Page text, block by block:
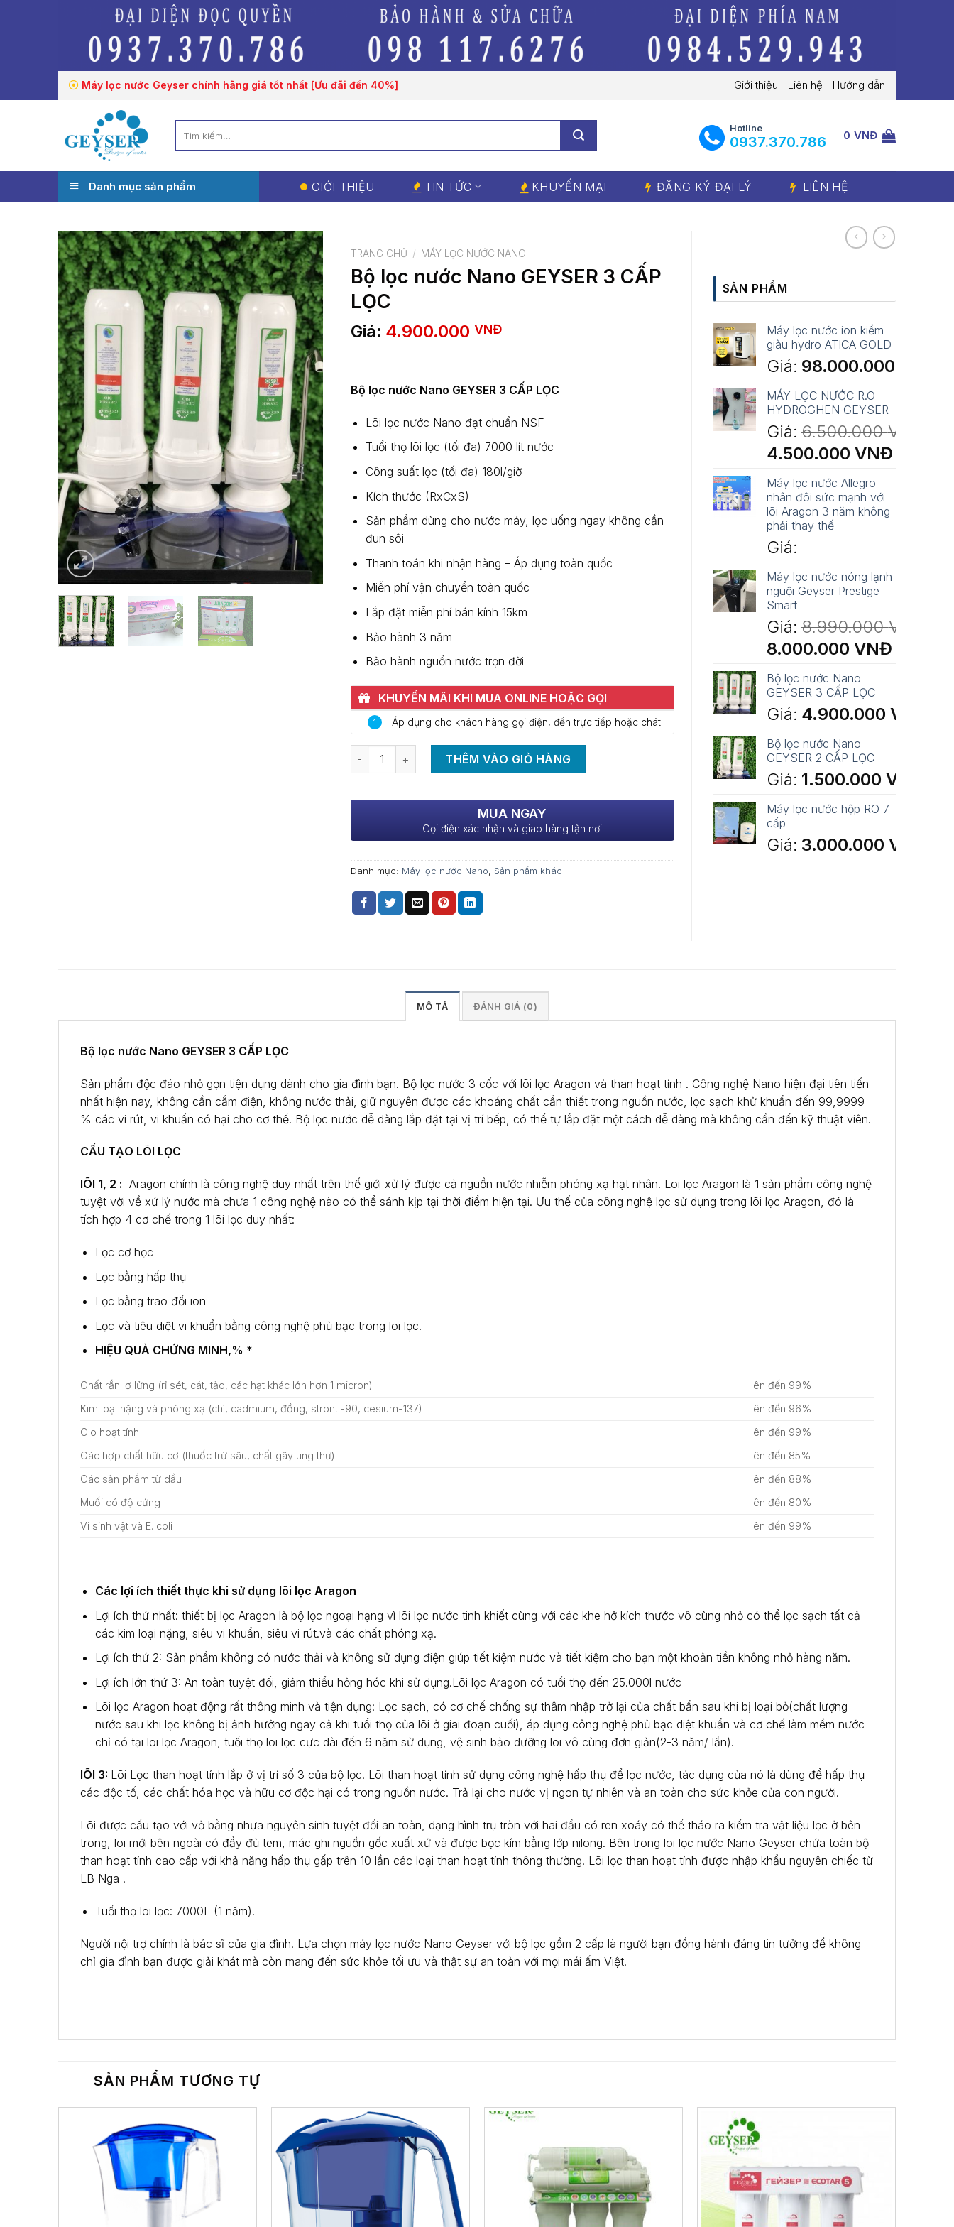
Máy lọc nước Geyser chính hãng giá tốt nhất [Ưu đãi đến 40%] Giới thiệu Liên hệ Hướng dẫn
kiếm:
Hotline
‭0937.370.786‬ 0 VNĐ
Danh mục sản phẩm GIỚI THIỆU TIN TỨC KHUYẾN MẠI ĐĂNG KÝ ĐẠI LÝ LIÊN HỆ
TRANG CHỦ / MÁY LỌC NƯỚC NANO
Bộ lọc nước Nano GEYSER 3 CẤP
LỌC
Giá: 4.900.000VNĐ
Bộ lọc nước Nano GEYSER 3 CẤP LỌC
Lõi lọc nước Nano đạt chuẩn NSF
Tuổi thọ lõi lọc (tối đa) 7000 lít nước
Công suất lọc (tối đa) 180l/giờ
Kích thước (RxCxS)
Sản phẩm dùng cho nước máy, lọc uống ngay không cần
đun sôi
Thanh toán khi nhận hàng – Áp dụng toàn quốc
Miễn phí vận chuyển toàn quốc
Lắp đặt miễn phí bán kính 15km
Bảo hành 3 năm
Bảo hành nguồn nước trọn đời
KHUYẾN MÃI KHI MUA ONLINE HOẶC GỌI
0937.370.786
1 Áp dụng cho khách hàng gọi điện, đến trực tiếp hoặc chát!
Số lượng THÊM VÀO GIỎ HÀNG
MUA NGAY
Gọi điện xác nhận và giao hàng tận nơi
Danh mục: Máy lọc nước Nano Sản phẩm khác
SẢN PHẨM
Máy lọc nước ion kiềm
giàu hydro ATICA GOLD
Giá: 98.000.000
MÁY LỌC NƯỚC R.O
HYDROGHEN GEYSER
Giá: 6.500.000VNĐ
Giá
gốc
là:
6.500.000 VNĐ.
4.500.000 VNĐGiá
Máy lọc nước Allegro
nhân đôi sức mạnh với
lõi Aragon 3 năm không
phải thay thế
Giá:
Máy lọc nước nóng lạnh
nguội Geyser Prestige
Smart
Giá: 8.990.000VNĐ
Giá
gốc
là:
8.990.000 VNĐ.
8.000.000 VNĐGiá
Bộ lọc nước Nano
GEYSER 3 CẤP LỌC
Giá: 4.900.000 VNĐ
Bộ lọc nước Nano
GEYSER 2 CẤP LỌC
Giá: 1.500.000 VNĐ
Máy lọc nước hộp RO 7
cấp
Giá: 3.000.000 VNĐ
MÔ TẢ ĐÁNH GIÁ (0)
Bộ lọc nước Nano GEYSER 3 CẤP LỌC
Sản phẩm độc đáo nhỏ gọn tiện dụng dành cho gia đình bạn. Bộ lọc nước 3 cốc với lõi lọc Aragon và than hoạt tính . Công nghệ Nano hiện đại tiên tiến
nhất hiện nay, không cần cắm điện, không nước thải, giữ nguyên được các khoáng chất cần thiết trong nguồn nước, lọc sạch khử khuẩn đến 99,9999
% các vi rút, vi khuẩn có hại cho cơ thể. Bộ lọc nước dễ dàng lắp đặt tại vị trí bếp, có thể tự lắp đặt một cách dễ dàng mà không cần đến kỹ thuật viên.
CẤU TẠO LÕI LỌC
lÕI 1, 2 : Aragon chính là công nghệ duy nhất trên thế giới xử lý được cả nguồn nước nhiễm phóng xạ hạt nhân. Lõi lọc Aragon là 1 sản phẩm công nghệ
tuyệt vời về xứ lý nước mà chưa 1 công nghệ nào có thể sánh kịp tại thời điểm hiện tại. Ưu thế của công nghệ lọc sử dụng trong lõi lọc Aragon, đó là
tích hợp 4 cơ chế trong 1 lõi lọc duy nhất:
Lọc cơ học
Lọc bằng hấp thụ
Lọc bằng trao đổi ion
Lọc và tiêu diệt vi khuẩn bằng công nghệ phủ bạc trong lõi lọc.
HIỆU QUẢ CHỨNG MINH,% *
Chất rắn lơ lửng (rỉ sét, cát, tảo, các hạt khác lớn hơn 1 micron)
lên đến 99%
Kim loại nặng và phóng xạ (chì, cadmium, đồng, stronti-90, cesium-137)
lên đến 96%
Clo hoạt tính
lên đến 99%
Các hợp chất hữu cơ (thuốc trừ sâu, chất gây ung thư)
lên đến 85%
Các sản phẩm từ dầu
lên đến 88%
Muối có độ cứng
lên đến 80%
Vi sinh vật và E. coli
lên đến 99%
Các lợi ích thiết thực khi sử dụng lõi lọc Aragon
Lợi ích thứ nhất: thiết bị lọc Aragon là bộ lọc ngoại hạng vì lõi lọc nước tinh khiết cùng với các khe hở kích thước vô cùng nhỏ có thể lọc sạch tất cả
các kim loại nặng, siêu vi khuẩn, siêu vi rút.và các chất phóng xạ.
Lợi ích thứ 2: Sản phẩm không có nước thải và không sử dụng điện giúp tiết kiệm nước và tiết kiệm cho bạn một khoản tiền không nhỏ hàng năm.
Lợi ích lớn thứ 3: An toàn tuyệt đối, giảm thiểu hỏng hóc khi sử dụng.Lõi lọc Aragon có tuổi thọ đến 25.000l nước
Lõi lọc Aragon hoạt động rất thông minh và tiện dụng: Lọc sạch, có cơ chế chống sự thâm nhập trở lại của chất bẩn sau khi bị loại bỏ(chất lượng
nước sau khi lọc không bị ảnh hưởng ngay cả khi tuổi thọ của lõi ở giai đoạn cuối), áp dụng công nghệ phủ bạc diệt khuẩn và cơ chế làm mềm nước
chỉ có tại lõi lọc Aragon, tuổi thọ lõi lọc cực dài đến 6 năm sử dụng, vệ sinh bảo dưỡng lõi vô cùng đơn giản(2-3 năm/ lần).
lÕI 3: Lõi Lọc than hoạt tính lắp ở vị trí số 3 của bộ lọc. Lõi than hoạt tính sử dụng công nghệ hấp thụ để lọc nước, tác dụng của nó là dùng để hấp thụ
các độc tố, các chất hóa học và hữu cơ độc hại có trong nguồn nước. Trả lại cho nước vị ngon tự nhiên và an toàn cho sức khỏe của con người.
Lõi được cấu tạo với vỏ bằng nhựa nguyên sinh tuyệt đối an toàn, dạng hình trụ tròn với hai đầu có ren xoáy có thể tháo ra kiểm tra vật liệu lọc ở bên
trong, lõi mới bên ngoài có đầy đủ tem, mác ghi nguồn gốc xuất xứ và được bọc kím bằng lớp nilong. Bên trong lõi lọc nước Nano Geyser chứa toàn bộ
than hoạt tính cao cấp với khả năng hấp thụ gấp trên 10 lần các loại than hoạt tính thông thường. Lõi lọc than hoạt tính được nhập khẩu nguyên chiếc từ
LB Nga .
Tuổi thọ lõi lọc: 7000L (1 năm).
Người nội trợ chính là bác sĩ của gia đình. Lựa chọn máy lọc nước Nano Geyser với bộ lọc gồm 2 cấp là người bạn đồng hành đáng tin tưởng để không
chỉ gia đình bạn được giải khát mà còn mang đến sức khỏe tối ưu và thật sự an toàn với mọi mái ấm Việt.
SẢN PHẨM TƯƠNG TỰ